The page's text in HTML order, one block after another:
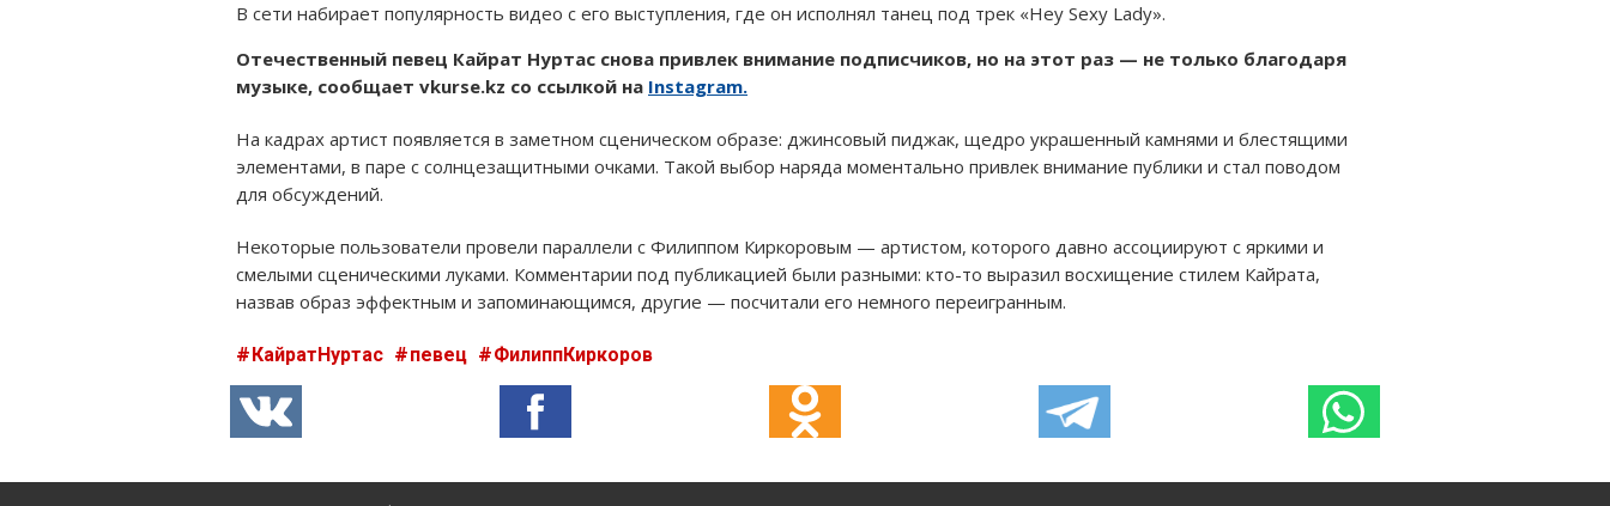
В сети набирает популярность видео с его выступления, где он исполнял танец под трек «Hey Sexy Lady».
Отечественный певец Кайрат Нуртас снова привлек внимание подписчиков, но на этот раз — не только благодаря
музыке, сообщает vkurse.kz со ссылкой на Instagram.
На кадрах артист появляется в заметном сценическом образе: джинсовый пиджак, щедро украшенный камнями и блестящими
элементами, в паре с солнцезащитными очками. Такой выбор наряда моментально привлек внимание публики и стал поводом
для обсуждений.
Некоторые пользователи провели параллели с Филиппом Киркоровым — артистом, которого давно ассоциируют с яркими и
смелыми сценическими луками. Комментарии под публикацией были разными: кто-то выразил восхищение стилем Кайрата,
назвав образ эффектным и запоминающимся, другие — посчитали его немного переигранным.
КайратНуртас певец ФилиппКиркоров